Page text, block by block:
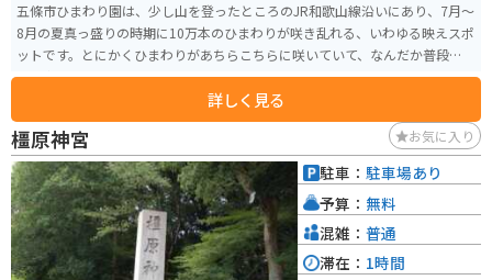
五條市ひまわり園は、少し山を登ったところのJR和歌山線沿いにあり、7月〜
8月の夏真っ盛りの時期に10万本のひまわりが咲き乱れる、いわゆる映えスポ
ットです。とにかくひまわりがあちらこちらに咲いていて、なんだか普段の日
常を忘れさせてくれます。カップルにはとってもおすすめのスポットです。
詳しく見る
橿原神宮 お気に入り
駐車： 駐車場あり
予算： 無料
混雑： 普通
滞在： 1時間